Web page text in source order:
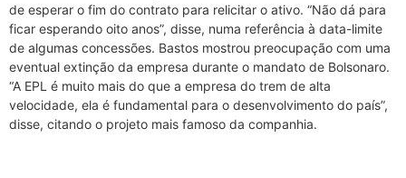
de esperar o fim do contrato para relicitar o ativo. “Não dá para
ficar esperando oito anos”, disse, numa referência à data-limite
de algumas concessões. Bastos mostrou preocupação com uma
eventual extinção da empresa durante o mandato de Bolsonaro.
“A EPL é muito mais do que a empresa do trem de alta
velocidade, ela é fundamental para o desenvolvimento do país”,
disse, citando o projeto mais famoso da companhia.